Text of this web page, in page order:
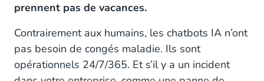
prennent pas de vacances.
Contrairement aux humains, les chatbots IA n’ont
pas besoin de congés maladie. Ils sont
opérationnels 24/7/365. Et s’il y a un incident